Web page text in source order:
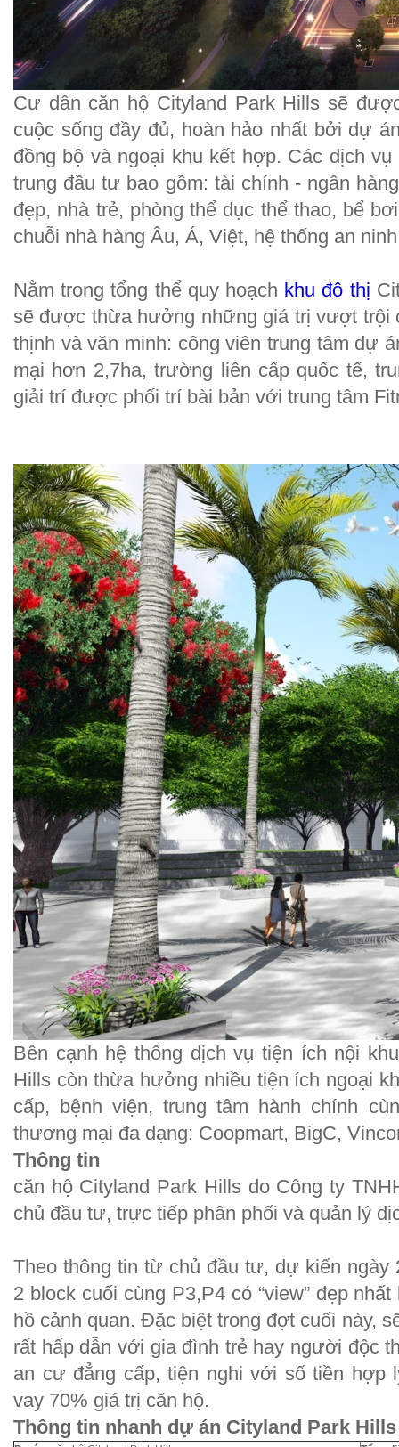
Cư dân căn hộ Cityland Park Hills sẽ
cuộc sống đầy đủ, hoàn hảo nhất bởi dự
đồng bộ và ngoại khu kết hợp. Các dịch
trung đầu tư bao gồm: tài chính - ngân
đẹp, nhà trẻ, phòng thể dục thể thao, bể
chuỗi nhà hàng Âu, Á, Việt, hệ thống an
Nằm trong tổng thể quy hoạch khu đô thị
sẽ được thừa hưởng những giá trị vượt trội
thịnh và văn minh: công viên trung tâm dự
mại hơn 2,7ha, trường liên cấp quốc tế,
giải trí được phối trí bài bản với trung tâm
Bên cạnh hệ thống dịch vụ tiện ích nội
Hills còn thừa hưởng nhiều tiện ích ngoại
cấp, bệnh viện, trung tâm hành chính
thương mại đa dạng: Coopmart, BigC,
Thông tin
căn hộ Cityland Park Hills do Công ty
chủ đầu tư, trực tiếp phân phối và quản lý
Theo thông tin từ chủ đầu tư, dự kiến ngày
2 block cuối cùng P3,P4 có “view” đẹp
hồ cảnh quan. Đặc biệt trong đợt cuối này,
rất hấp dẫn với gia đình trẻ hay người độc
an cư đẳng cấp, tiện nghi với số tiền hợp
vay 70% giá trị căn hộ.
Thông tin nhanh dự án Cityland Park Hills